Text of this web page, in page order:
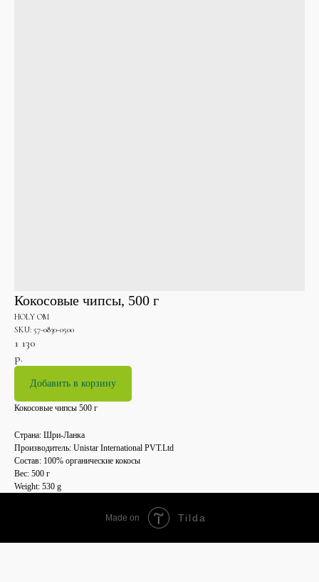
Кокосовые чипсы, 500 г
HOLY OM
SKU: 57-0830-0500
1 130
р.
Добавить в корзину
Кокосовые чипсы 500 г
Страна: Шри-Ланка
Производитель: Unistar International PVT.Ltd
Состав: 100% органические кокосы
Вес: 500 г
Weight: 530 g
Made on Tilda